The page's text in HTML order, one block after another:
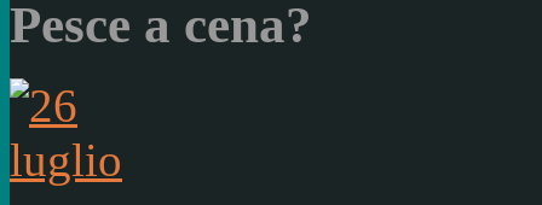
Pesce a cena?